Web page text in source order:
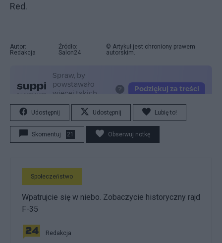
Red.
Autor:
Redakcja
Źródło:
Salon24
© Artykuł jest chroniony prawem
autorskim.
Udostępnij Udostępnij Lubię to!
Skomentuj 21 Obserwuj notkę
Społeczeństwo
Wpatrujcie się w niebo. Zobaczycie historyczny rajd
F-35
Redakcja